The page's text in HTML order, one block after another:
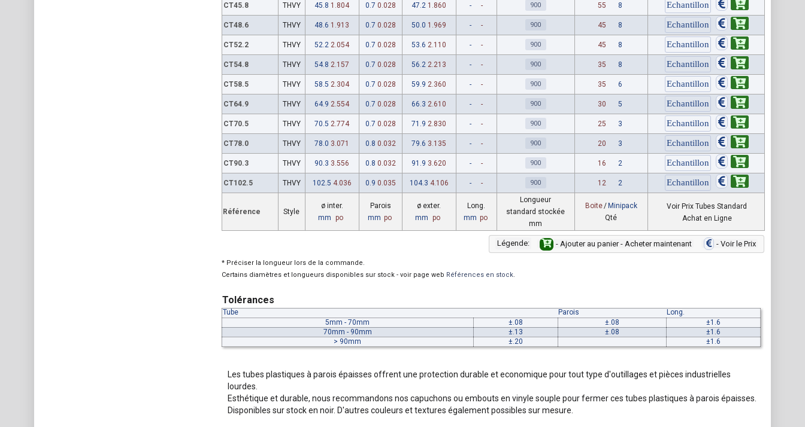
CT45.8 THVY 45.8 1.804 0.7 0.028 47.2 1.860 - - 900 55 8
CT48.6 THVY 48.6 1.913 0.7 0.028 50.0 1.969 - - 900 45 8
CT52.2 THVY 52.2 2.054 0.7 0.028 53.6 2.110 - - 900 45 8
CT54.8 THVY 54.8 2.157 0.7 0.028 56.2 2.213 - - 900 35 8
CT58.5 THVY 58.5 2.304 0.7 0.028 59.9 2.360 - - 900 35 6
CT64.9 THVY 64.9 2.554 0.7 0.028 66.3 2.610 - - 900 30 5
CT70.5 THVY 70.5 2.774 0.7 0.028 71.9 2.830 - - 900 25 3
CT78.0 THVY 78.0 3.071 0.8 0.032 79.6 3.135 - - 900 20 3
CT90.3 THVY 90.3 3.556 0.8 0.032 91.9 3.620 - - 900 16 2
CT102.5 THVY 102.5 4.036 0.9 0.035 104.3 4.106 - - 900 12 2
Référence Style
ø inter.
mm po
Parois
mm po
ø exter.
mm po
Long.
mm po
Longueur
standard stockée
mm
Boite/ Minipack
Qté
Voir Prix Tubes Standard
Achat en Ligne
Légende: - Ajouter au panier - Acheter maintenant - Voir le Prix
* Préciser la longueur lors de la commande.
Certains diamètres et longueurs disponibles sur stock - voir page web Références en stock.
Tolérances
Tube Parois
Long.
5mm - 70mm
±.08 ±.08
±1.6
70mm - 90mm
±.13 ±.08
±1.6
> 90mm
±.20 ±1.6
Les tubes plastiques à parois épaisses offrent une protection durable et economique pour tout type d'outillages et pièces industrielles
lourdes.
Esthétique et durable, nous recommandons nos capuchons ou embouts en vinyle souple pour fermer ces tubes plastiques à parois épaisses.
Disponibles sur stock en noir. D'autres couleurs et textures également possibles sur mesure.